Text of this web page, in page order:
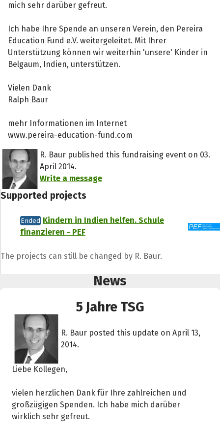
mich sehr darüber gefreut.
Ich habe Ihre Spende an unseren Verein, den Pereira
Education Fund e.V. weitergeleitet. Mit Ihrer
Unterstützung können wir weiterhin 'unsere' Kinder in
Belgaum, Indien, unterstützen.
Vielen Dank
Ralph Baur
mehr Informationen im Internet
www.pereira-education-fund.com
R. Baur published this fundraising event on 03.
April 2014.
Write a message
Supported projects
Ended Kindern in Indien helfen. Schule
finanzieren - PEF
The projects can still be changed by R. Baur.
News
5 Jahre TSG
R. Baur posted this update on April 13,
2014.
Liebe Kollegen,
vielen herzlichen Dank für Ihre zahlreichen und
großzügigen Spenden. Ich habe mich darüber
wirklich sehr gefreut.